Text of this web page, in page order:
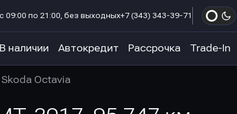
с 09:00 по 21:00, без выходных+7 (343) 343-39-71
В наличии Автокредит Рассрочка Trade-In
Skoda Octavia